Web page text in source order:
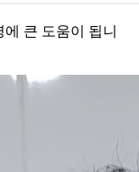
큰 도움이 됩니